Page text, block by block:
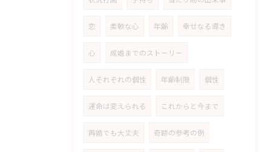
恋 柔軟な心 年齢 幸せなる導き
心 成婚までのストーリー
人それぞれの個性 年齢制限 個性
運命は変えられる これからと今まで
再婚でも大丈夫 奇跡の参考の例